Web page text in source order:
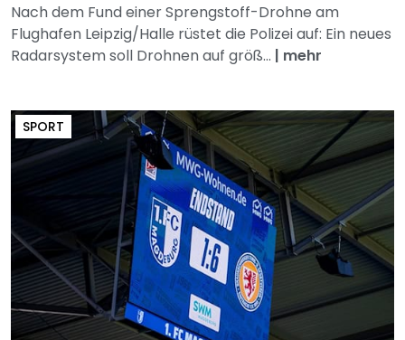
Nach dem Fund einer Sprengstoff-Drohne am
Flughafen Leipzig/Halle rüstet die Polizei auf: Ein neues
Radarsystem soll Drohnen auf größ... | mehr
SPORT